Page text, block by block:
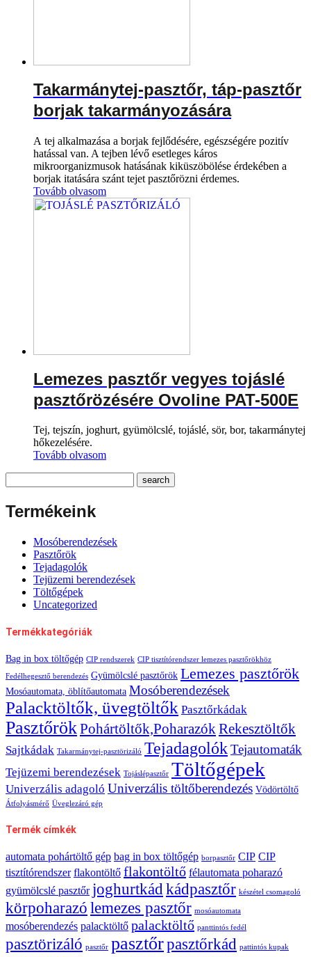
Takarmánytej-pasztőr, táp-pasztőr
borjak takarmányozására
A tej alkalmazása a borjak fejlődésére, egészségére pozitív
hatással van. A tejben lévő esetleges káros
mikroorganizmusok hatásának kiküszöbölése érdekében a
borjak itatására szánt tejet pasztőrözni érdemes.
Tovább olvasom
Lemezes pasztőr vegyes tojáslé
pasztőrözésére Ovoline PAT-500E
Tej, tejszín, joghurt, gyümölcslé, tojáslé, sör, bor, takarmánytej
hőkezelésére.
Tovább olvasom
Termékeink
Mosóberendezések
Pasztőrök
Tejadagolók
Tejüzemi berendezések
Töltőgépek
Uncategorized
Termékkategóriák
Bag in box töltőgép CIP rendszerek CIP tisztítórendszer lemezes pasztőrökhöz
Fedélhegesztő berendezés Gyümölcslé pasztőrök Lemezes pasztőrök
Mosóautomata, öblítőautomata Mosóberendezések
Palacktöltők, üvegtöltők Pasztőrkádak
PasztőrökPohártöltők,PoharazókRekesztöltők
Sajtkádak Takarmánytej-pasztörizáló TejadagolókTejautomaták
Tejüzemi berendezések Tojáslépasztőr Töltőgépek
Univerzális adagoló Univerzális töltőberendezés Vödörtöltő
Átfolyásmérő Üveglezáró gép
Termék címkék
automata pohártöltő gép bag in box töltőgép borpasztőr CIP CIP
tisztítórendszer flakontöltő flakontöltő félautomata poharazó
gyümölcslé pasztőr joghurtkád kádpasztőr készétel csomagoló
körpoharazólemezes pasztőr mosóautomata
mosóberendezés palacktöltő palacktöltő panttintós fedél
pasztörizáló pasztőr pasztőrpasztőrkád pattintós kupak